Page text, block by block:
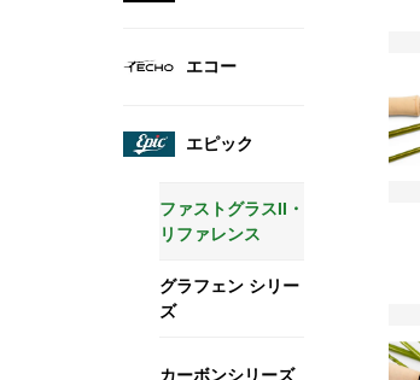
エコー
エピック
ファストグラスII・
リファレンス
グラフェン シリー
ズ
カーボンシリーズ